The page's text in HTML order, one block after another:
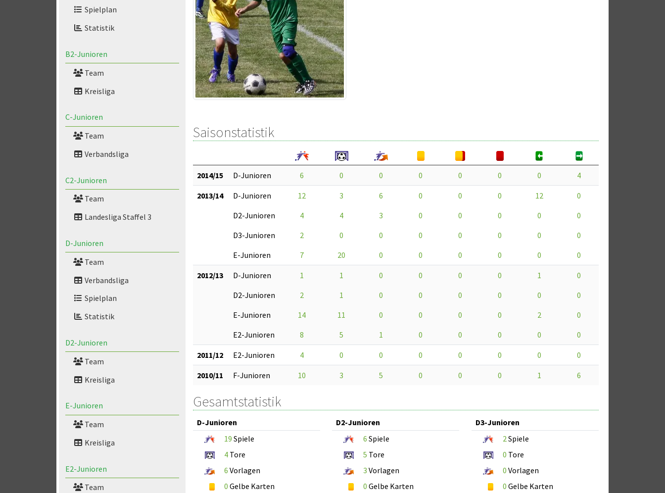
Spielplan
Statistik
B2-Junioren
Team
Kreisliga
C-Junioren
Team
Verbandsliga
C2-Junioren
Team
Landesliga Staffel 3
D-Junioren
Team
Verbandsliga
Spielplan
Statistik
D2-Junioren
Team
Kreisliga
E-Junioren
Team
Kreisliga
E2-Junioren
Team
Saisonstatistik
2014/15 D-Junioren 6 0 0 0 0 0 0 4
2013/14 D-Junioren 12 3 6 0 0 0 12
0
D2-Junioren
4 4 3 0 0 0 0
0
D3-Junioren
2 0 0 0 0 0 0
0
E-Junioren
7 20 0 0 0 0 0 0
2012/13 D-Junioren 1 1 0 0 0 0 1
0
D2-Junioren
2 1 0 0 0 0 0
0
E-Junioren
14 11 0 0 0 0 2
0
E2-Junioren
8 5 1 0 0 0 0 0
2011/12 E2-Junioren 4 0 0 0 0 0 0 0
2010/11 F-Junioren 10 3 5 0 0 0 1 6
Gesamtstatistik
D-Junioren
19 Spiele
4 Tore
6 Vorlagen
0 Gelbe Karten
D2-Junioren
6 Spiele
5 Tore
3 Vorlagen
0 Gelbe Karten
D3-Junioren
2 Spiele
0 Tore
0 Vorlagen
0 Gelbe Karten